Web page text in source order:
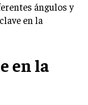
ángulos y
en la
en la